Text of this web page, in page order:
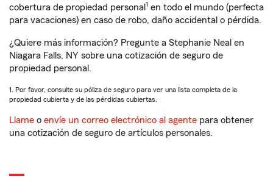
cobertura de propiedad personal 1 en todo el mundo (perfecta
para vacaciones) en caso de robo, daño accidental o pérdida.
¿Quiere más información? Pregunte a Stephanie Neal en
Niagara Falls, NY sobre una cotización de seguro de
propiedad personal.
1. Por favor, consulte su póliza de seguro para ver una lista completa de la
propiedad cubierta y de las pérdidas cubiertas.
Llame o envíe un correo electrónico al agente para obtener
una cotización de seguro de artículos personales.